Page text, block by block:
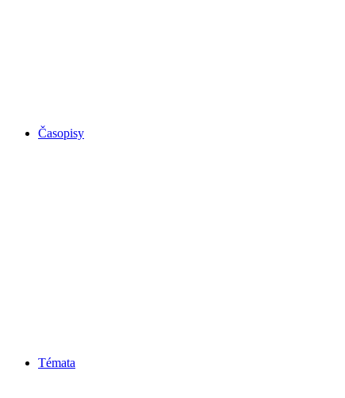
Časopisy
Témata